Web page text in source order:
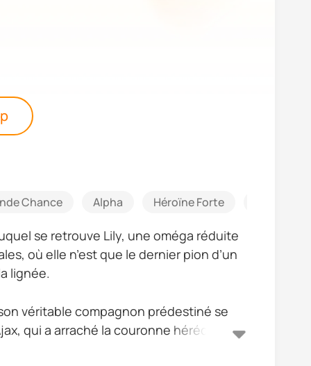
Chance Alpha Héroïne Forte
se retrouve Lily, une oméga réduite
où elle n’est que le dernier pion d’un
lignée.
véritable compagnon prédestiné se
qui a arraché la couronne héréditaire à